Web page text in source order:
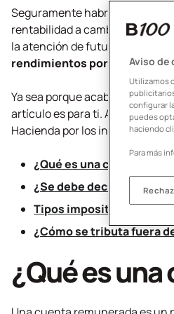
Seguramente habrás visto,
rentabilidad a cambio de la
la atención de futuros clientes
rendimientos por tus ahorros
Ya sea porque acabas de abrir
artículo es para ti. A
Hacienda por los intereses
¿Qué es una cuenta
¿Se debe declarar una
Tipos impositivos para
¿Cómo se tributa fuera
¿Qué es
Aviso de
Utilizamos
configurar
puedes
haciendo
Para más